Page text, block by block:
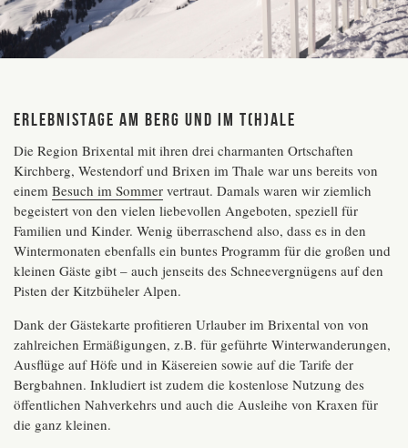
Erlebnistage am Berg und im T(h)ale
Die Region Brixental mit ihren drei charmanten Ortschaften
Kirchberg, Westendorf und Brixen im Thale war uns bereits von
einem Besuch im Sommer vertraut. Damals waren wir ziemlich
begeistert von den vielen liebevollen Angeboten, speziell für
Familien und Kinder. Wenig überraschend also, dass es in den
Wintermonaten ebenfalls ein buntes Programm für die großen und
kleinen Gäste gibt – auch jenseits des Schneevergnügens auf den
Pisten der Kitzbüheler Alpen.
Dank der Gästekarte profitieren Urlauber im Brixental von von
zahlreichen Ermäßigungen, z.B. für geführte Winterwanderungen,
Ausflüge auf Höfe und in Käsereien sowie auf die Tarife der
Bergbahnen. Inkludiert ist zudem die kostenlose Nutzung des
öffentlichen Nahverkehrs und auch die Ausleihe von Kraxen für
die ganz kleinen.